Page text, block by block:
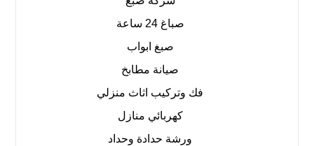
صباغ 24 ساعة
صبغ ابواب
صيانة مطابخ
فك وتركيب اثاث منزلي
كهربائي منازل
ورشة حدادة وحداد